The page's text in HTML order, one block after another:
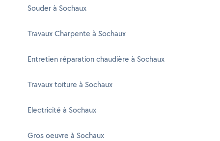
Souder à Sochaux
Travaux Charpente à Sochaux
Entretien réparation chaudière à Sochaux
Travaux toiture à Sochaux
Electricité à Sochaux
Gros oeuvre à Sochaux